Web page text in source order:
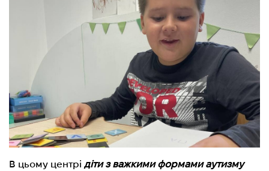
В цьому центрідіти з важкими формами аутизму